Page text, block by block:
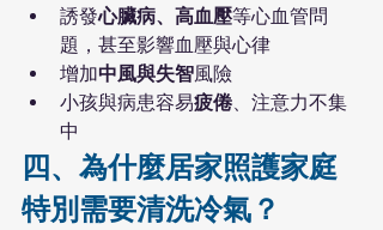
誘發心臟病、高血壓等心血管問
題，甚至影響血壓與心律
增加中風與失智風險
小孩與病患容易疲倦、注意力不集
中
四、為什麼居家照護家庭
特別需要清洗冷氣？